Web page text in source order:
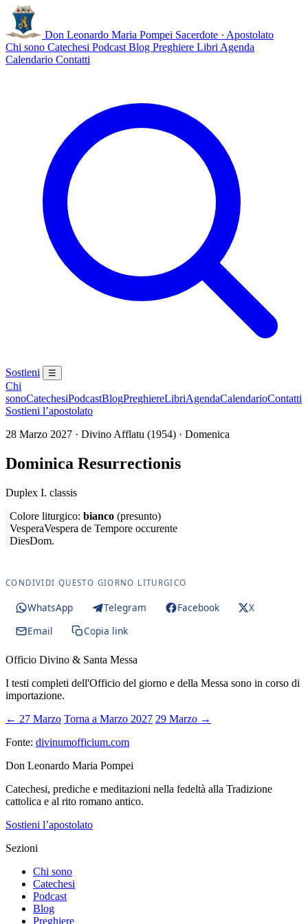
Don Leonardo Maria Pompei Sacerdote · Apostolato
Chi sono Catechesi Podcast Blog Preghiere Libri Agenda
Calendario Contatti
Sostieni ☰
Chi
sonoCatechesiPodcastBlogPreghiereLibriAgendaCalendarioContatti
Sostieni l’apostolato
28 Marzo 2027 · Divino Afflatu (1954) · Domenica
Dominica Resurrectionis
Duplex I. classis
Colore liturgico: bianco (presunto)
VesperaVespera de Tempore occurente
DiesDom.
CONDIVIDI QUESTO GIORNO LITURGICO
WhatsApp Telegram Facebook
X
Email
Copia link
Officio Divino & Santa Messa
I testi completi dell'Officio del giorno e della Messa sono in corso di
importazione.
← 27 Marzo Torna a Marzo 2027 29 Marzo →
Fonte: divinumofficium.com
Don Leonardo Maria Pompei
Catechesi, prediche e meditazioni nella fedeltà alla Tradizione
cattolica e al rito romano antico.
Sostieni l’apostolato
Sezioni
Chi sono
Catechesi
Podcast
Blog
Preghiere